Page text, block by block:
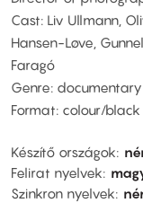
Cast: Liv Ullmann,
Hansen-Løve,
Faragó
Genre:
Format: colour/
Készítő országok
Felirat nyelvek
Szinkron nyelvek